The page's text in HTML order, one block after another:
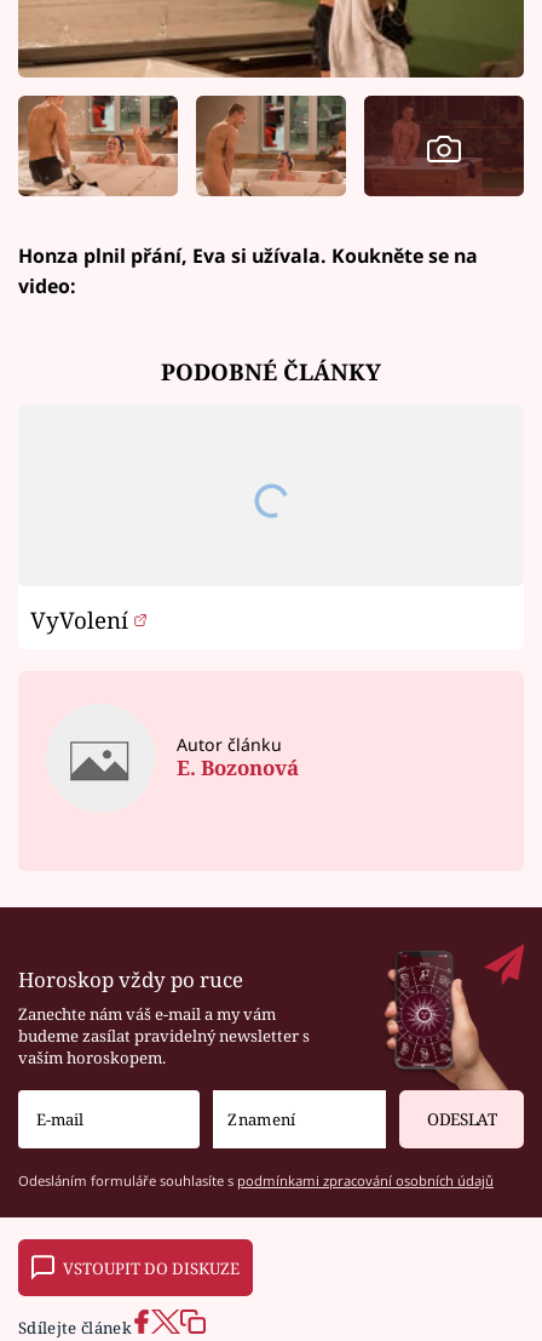
Honza plnil přání, Eva si užívala. Koukněte se na
video:
PODOBNÉ ČLÁNKY
VyVolení
Autor článku
E. Bozonová
Horoskop vždy po ruce
Zanechte nám váš e-mail a my vám
budeme zasílat pravidelný newsletter s
vaším horoskopem.
ODESLAT
Odesláním formuláře souhlasíte s podmínkami zpracování osobních údajů
VSTOUPIT DO DISKUZE
Sdílejte článek